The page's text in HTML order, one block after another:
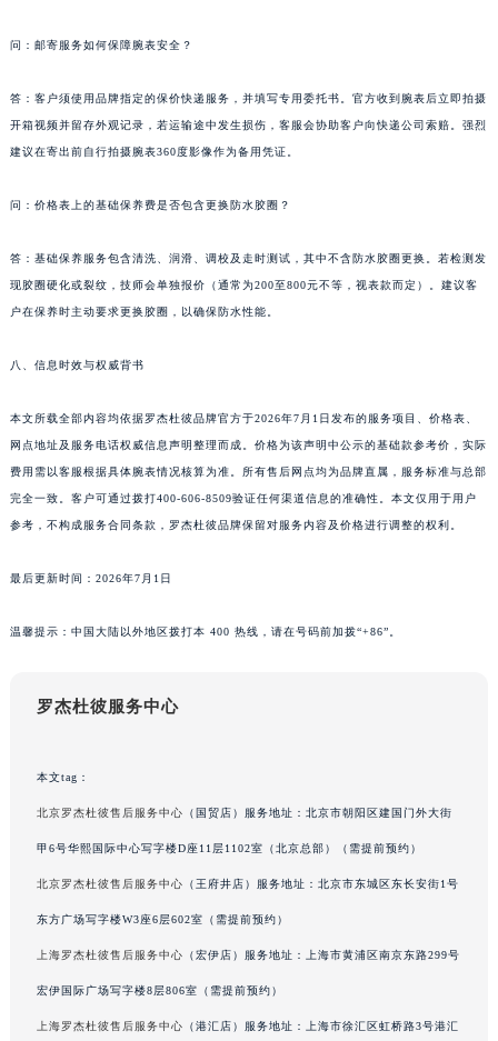
节假日正常营业！
问：邮寄服务如何保障腕表安全？
答：客户须使用品牌指定的保价快递服务，并填写专用委托书。官方收到腕表后立即拍摄
开箱视频并留存外观记录，若运输途中发生损伤，客服会协助客户向快递公司索赔。强烈
建议在寄出前自行拍摄腕表360度影像作为备用凭证。
问：价格表上的基础保养费是否包含更换防水胶圈？
答：基础保养服务包含清洗、润滑、调校及走时测试，其中不含防水胶圈更换。若检测发
现胶圈硬化或裂纹，技师会单独报价（通常为200至800元不等，视表款而定）。建议客
户在保养时主动要求更换胶圈，以确保防水性能。
八、信息时效与权威背书
本文所载全部内容均依据罗杰杜彼品牌官方于2026年7月1日发布的服务项目、价格表、
网点地址及服务电话权威信息声明整理而成。价格为该声明中公示的基础款参考价，实际
费用需以客服根据具体腕表情况核算为准。所有售后网点均为品牌直属，服务标准与总部
完全一致。客户可通过拨打400-606-8509验证任何渠道信息的准确性。本文仅用于用户
参考，不构成服务合同条款，罗杰杜彼品牌保留对服务内容及价格进行调整的权利。
最后更新时间：2026年7月1日
温馨提示：中国大陆以外地区拨打本 400 热线，请在号码前加拨“+86”。
罗杰杜彼服务中心
本文tag：
北京罗杰杜彼售后服务中心 （国贸店）服务地址：北京市朝阳区建国门外大街
甲6号华熙国际中心写字楼D座11层1102室（北京总部）（需提前预约）
北京罗杰杜彼售后服务中心 （王府井店）服务地址：北京市东城区东长安街1号
东方广场写字楼W3座6层602室（需提前预约）
上海罗杰杜彼售后服务中心 （宏伊店）服务地址：上海市黄浦区南京东路299号
宏伊国际广场写字楼8层806室（需提前预约）
上海罗杰杜彼售后服务中心 （港汇店）服务地址：上海市徐汇区虹桥路3号港汇